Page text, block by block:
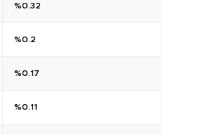
%0.32
%0.2
%0.17
%0.11